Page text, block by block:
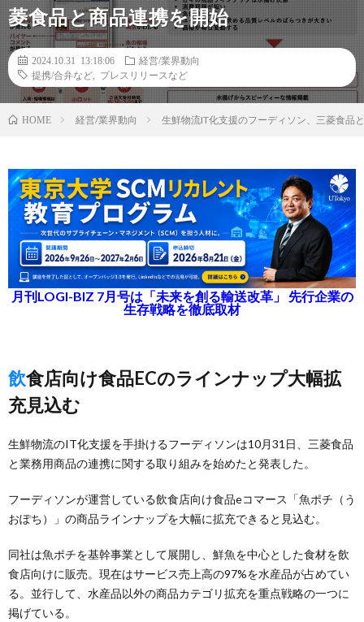
菱食品と商品連携を開始
2024.10.31 13:18:06
経営/業界動向
提携/合弁など
プレスリリースなど
HOME 経営/業界動向 生鮮物流IT化支援のフーディソン、三菱食品
月刊LOGI-BIZ 7月号は「未来を創る輸送改革」 先行企業の
生存戦略を徹底取材
飲食店向け食品ECのラインナップ大幅拡
充見込む
生鮮物流のIT化支援を手掛けるフーディソンは10月31日、三菱食品
と業務用商品の連携に関する取り組みを始めたと発表した。
フーディソンが運営している飲食店向け食品eコマース「魚ポチ（う
おぽち）」の商品ラインナップを大幅に拡充できると見込む。
同社は魚ポチを基幹事業として展開し、鮮魚を中心とした食材を飲
食店向けに販売。現在はサービス売上高の97%を水産品が占めてい
る。並行して、水産品以外の商品カテゴリ拡充を重点戦略の一つに
掲げている。